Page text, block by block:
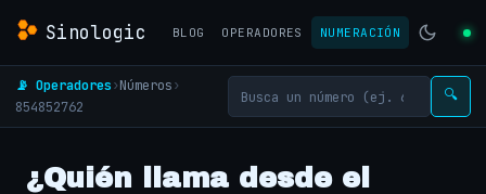
Sinologic BLOG OPERADORES NUMERACIÓN
📡 Operadores›Números›
854852762
🔍
¿Quién llama desde el